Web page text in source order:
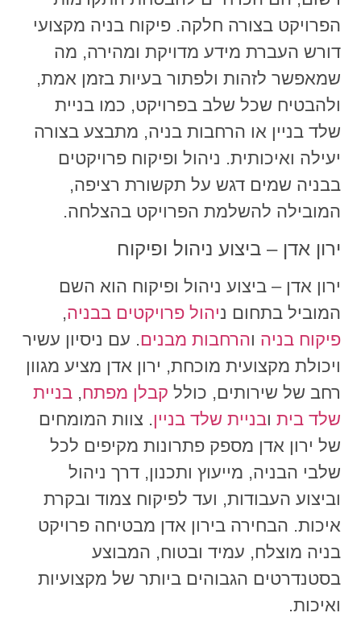
הפרויקט בצורה חלקה. פיקוח בניה מקצועי
דורש העברת מידע מדויקת ומהירה, מה
שמאפשר לזהות ולפתור בעיות בזמן אמת,
ולהבטיח שכל שלב בפרויקט, כמו בניית
שלד בניין או הרחבות בניה, מתבצע בצורה
יעילה ואיכותית. ניהול ופיקוח פרויקטים
בבניה שמים דגש על תקשורת רציפה,
המובילה להשלמת הפרויקט בהצלחה.
ירון אדן – ביצוע ניהול ופיקוח
ירון אדן – ביצוע ניהול ופיקוח הוא השם
המוביל בתחום ניהול פרויקטים בבניה,
פיקוח בניה והרחבות מבנים. עם ניסיון עשיר
ויכולת מקצועית מוכחת, ירון אדן מציע מגוון
רחב של שירותים, כולל קבלן מפתח, בניית
שלד בית ובניית שלד בניין. צוות המומחים
של ירון אדן מספק פתרונות מקיפים לכל
שלבי הבניה, מייעוץ ותכנון, דרך ניהול
וביצוע העבודות, ועד לפיקוח צמוד ובקרת
איכות. הבחירה בירון אדן מבטיחה פרויקט
בניה מוצלח, עמיד ובטוח, המבוצע
בסטנדרטים הגבוהים ביותר של מקצועיות
ואיכות.